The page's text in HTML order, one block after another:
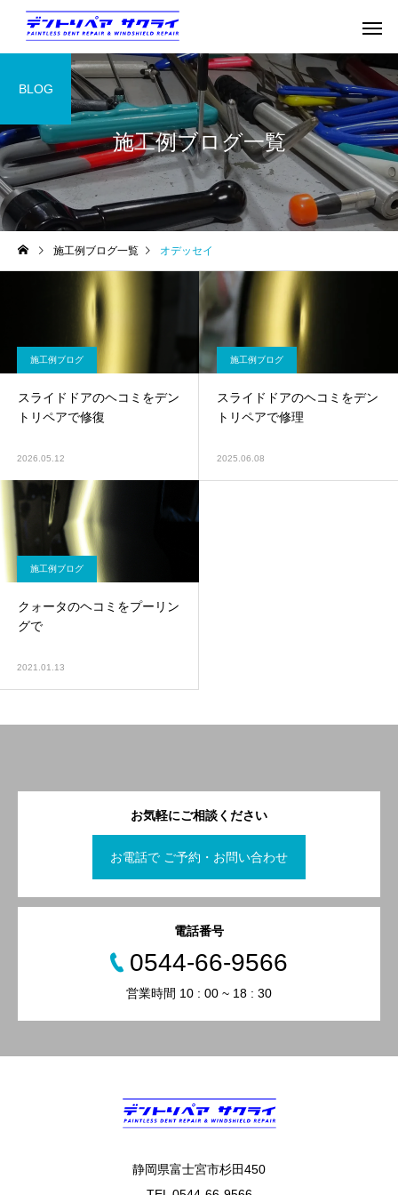
施工例ブログ一覧
BLOG
施工例ブログ一覧 オデッセイ
施工例ブログ
スライドドアのヘコミをデン
トリペアで修復
2026.05.12
施工例ブログ
スライドドアのヘコミをデン
トリペアで修理
2025.06.08
施工例ブログ
クォータのヘコミをプーリン
グで
2021.01.13
お気軽にご相談ください
お電話で ご予約・お問い合わせ
電話番号
0544-66-9566
営業時間 10 : 00 ~ 18 : 30
静岡県富士宮市杉田450